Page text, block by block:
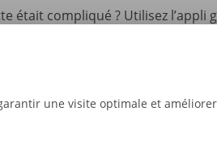
était compliqué ? Utilisez l’appli
véhicule, et payez. Il ne vous
vous pourrez déverrouiller à
une visite optimale et